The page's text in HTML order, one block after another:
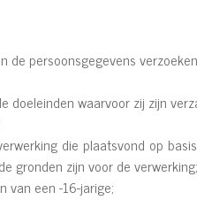
de persoonsgegevens
doeleinden waarvoor zij zijn
die plaatsvond op
gronden zijn voor de verwerking;
van een -16-jarige;